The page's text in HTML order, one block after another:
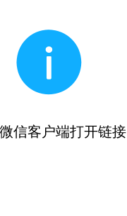
信客户端打开链接